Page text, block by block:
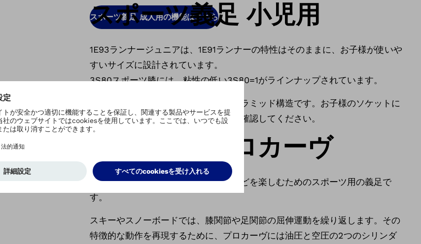
スポーツ義足 成人用の機能はこちら
スポーツ義足 小児用
1E93ランナージュニアは、1E91ランナーの特性はそのままに、お子様が使いや
すいサイズに設計されています。
3S80スポーツ膝には、粘性の低い3S80=1がラインナップされています。
専用の取付アダプターは、成人用のピラミッド構造です。お子様のソケットに
接続ができるか担当の義肢製作施設に確認してください。
ProCarve プロカーヴ
プロカーヴはスキーやスノーボードなどを楽しむためのスポーツ用の義足で
す。
スキーやスノーボードでは、膝関節や足関節の屈伸運動を繰り返します。その
特徴的な動作を再現するために、プロカーヴには油圧と空圧の2つのシリンダ